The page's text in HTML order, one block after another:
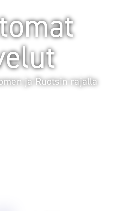
ja Ruotsin rajalla